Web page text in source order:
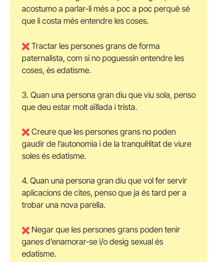
acostumo a parlar-li més a poc a poc perquè sé
que li costa més entendre les coses.
Tractar les persones grans de forma
paternalista, com si no poguessin entendre les
coses, és edatisme.
3. Quan una persona gran diu que viu sola, penso
que deu estar molt aïllada i trista.
Creure que les persones grans no poden
gaudir de l’autonomia i de la tranquil·litat de viure
soles és edatisme.
4. Quan una persona gran diu que vol fer servir
aplicacions de cites, penso que ja és tard per a
trobar una nova parella.
Negar que les persones grans poden tenir
ganes d’enamorar-se i/o desig sexual és
edatisme.